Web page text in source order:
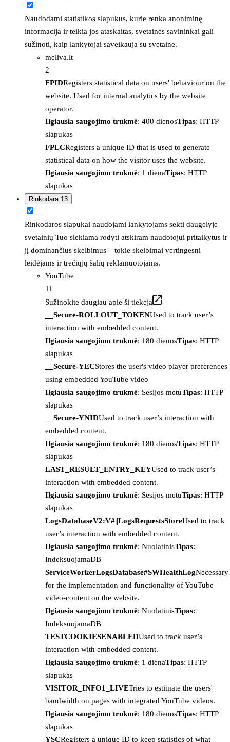
Naudodami statistikos slapukus, kurie renka anoniminę
informacija ir teikia jos ataskaitas, svetainės savininkai gali
sužinoti, kaip lankytojai sąveikauja su svetaine.
meliva.lt
2
FPIDRegisters statistical data on users' behaviour on the
website. Used for internal analytics by the website
operator.
Ilgiausia saugojimo trukmė: 400 dienosTipas: HTTP
slapukas
FPLCRegisters a unique ID that is used to generate
statistical data on how the visitor uses the website.
Ilgiausia saugojimo trukmė: 1 dienaTipas: HTTP
slapukas
Rinkodara 13
Rinkodaros slapukai naudojami lankytojams sekti daugelyje
svetainių Tuo siekiama rodyti atskiram naudotojui pritaikytus ir
jį dominančius skelbimus – tokie skelbimai vertingesni
leidėjams ir trečiųjų šalių reklamuotojams.
YouTube
11
Sužinokite daugiau apie šį tiekėją
__Secure-ROLLOUT_TOKENUsed to track user’s
interaction with embedded content.
Ilgiausia saugojimo trukmė: 180 dienosTipas: HTTP
slapukas
__Secure-YECStores the user's video player preferences
using embedded YouTube video
Ilgiausia saugojimo trukmė: Sesijos metuTipas: HTTP
slapukas
__Secure-YNIDUsed to track user’s interaction with
embedded content.
Ilgiausia saugojimo trukmė: 180 dienosTipas: HTTP
slapukas
LAST_RESULT_ENTRY_KEYUsed to track user’s
interaction with embedded content.
Ilgiausia saugojimo trukmė: Sesijos metuTipas: HTTP
slapukas
LogsDatabaseV2:V#||LogsRequestsStoreUsed to track
user’s interaction with embedded content.
Ilgiausia saugojimo trukmė: NuolatinisTipas:
IndeksuojamaDB
ServiceWorkerLogsDatabase#SWHealthLogNecessary
for the implementation and functionality of YouTube
video-content on the website.
Ilgiausia saugojimo trukmė: NuolatinisTipas:
IndeksuojamaDB
TESTCOOKIESENABLEDUsed to track user’s
interaction with embedded content.
Ilgiausia saugojimo trukmė: 1 dienaTipas: HTTP
slapukas
VISITOR_INFO1_LIVETries to estimate the users'
bandwidth on pages with integrated YouTube videos.
Ilgiausia saugojimo trukmė: 180 dienosTipas: HTTP
slapukas
YSCRegisters a unique ID to keep statistics of what